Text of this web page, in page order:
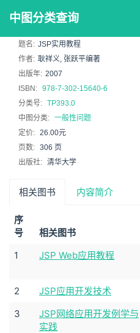
中图分类查询
题名: JSP实用教程
作者: 耿祥义, 张跃平编著
出版年: 2007
ISBN: 978-7-302-15640-6
分类号: TP393.0
中图分类: 一般性问题
定价: 26.00元
页数: 306 页
出版社: 清华大学
相关图书 内容简介
序
号
相关图书
1
JSP Web应用教程
2 JSP应用开发技术
3
JSP网络应用开发例学与
实践